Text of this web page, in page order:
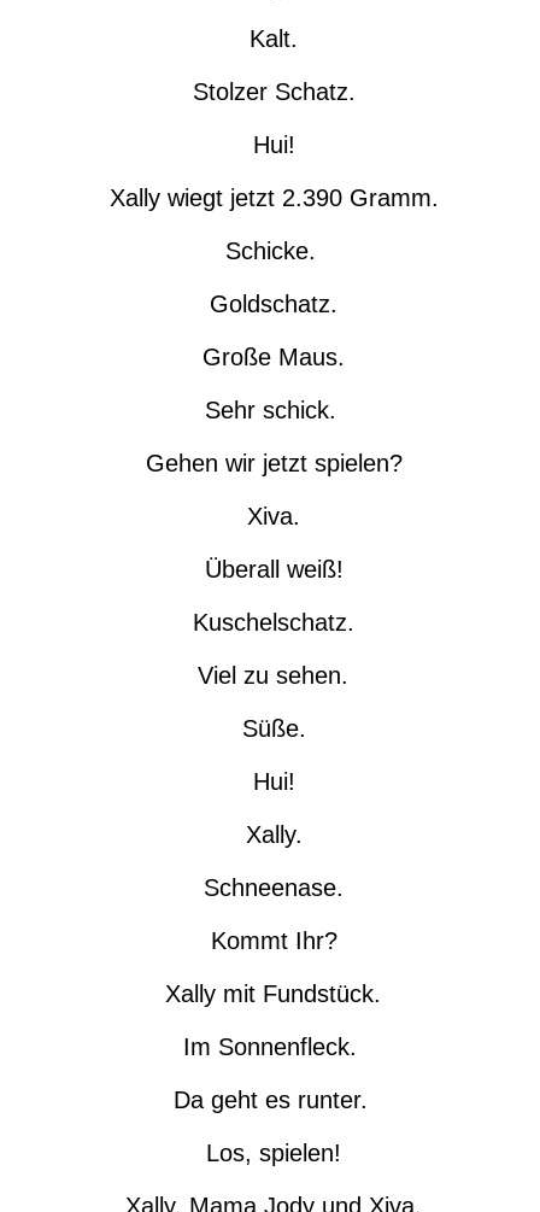
Kalt.
Stolzer Schatz.
Hui!
Xally wiegt jetzt 2.390 Gramm.
Schicke.
Goldschatz.
Große Maus.
Sehr schick.
Gehen wir jetzt spielen?
Xiva.
Überall weiß!
Kuschelschatz.
Viel zu sehen.
Süße.
Hui!
Xally.
Schneenase.
Kommt Ihr?
Xally mit Fundstück.
Im Sonnenfleck.
Da geht es runter.
Los, spielen!
Xally, Mama Jody und Xiva.